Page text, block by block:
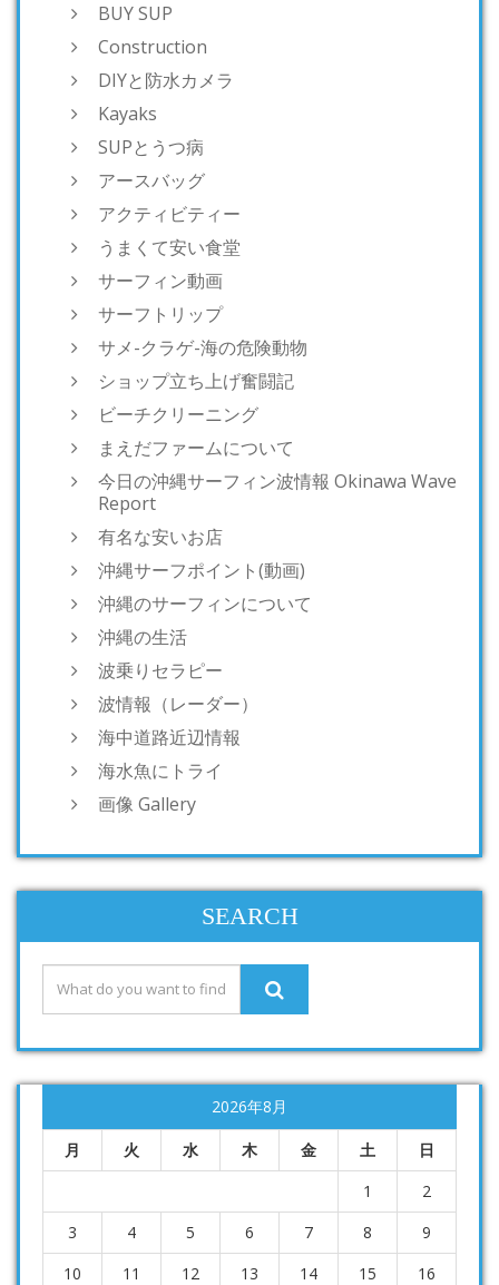
BUY SUP
Construction
DIYと防水カメラ
Kayaks
SUPとうつ病
アースバッグ
アクティビティー
うまくて安い食堂
サーフィン動画
サーフトリップ
サメ-クラゲ-海の危険動物
ショップ立ち上げ奮闘記
ビーチクリーニング
まえだファームについて
今日の沖縄サーフィン波情報 Okinawa Wave
Report
有名な安いお店
沖縄サーフポイント(動画)
沖縄のサーフィンについて
沖縄の生活
波乗りセラピー
波情報（レーダー）
海中道路近辺情報
海水魚にトライ
画像 Gallery
SEARCH
2026年8月
月 火 水 木 金 土
日
1
2
3
4 5 6 7 8
9
10
11 12 13 14 15
16